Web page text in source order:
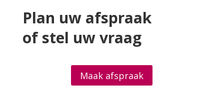
Plan uw afspraak
of stel uw vraag
Maak afspraak